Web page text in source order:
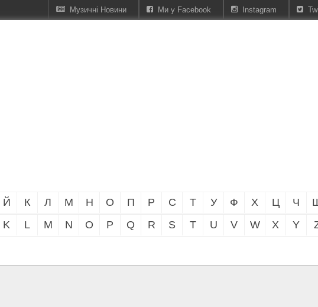
Instagram
Ми у Facebook
Музичні Новини
Й К Л М Н О П Р С Т У Ф Х Ц Ч
K L M N O P Q R S T U V W X Y